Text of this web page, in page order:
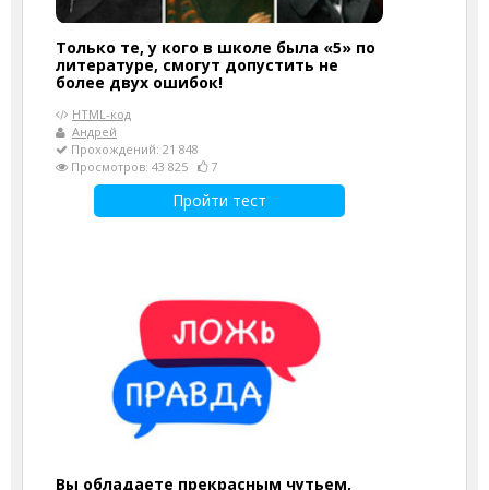
Только те, у кого в школе была «5» по
литературе, смогут допустить не
более двух ошибок!
HTML-код
Андрей
Прохождений: 21 848
Просмотров: 43 825
7
Пройти тест
Вы обладаете прекрасным чутьем,